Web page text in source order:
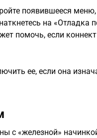
появившееся
на «Отладка
помочь, если
ее, если она
с «железной»